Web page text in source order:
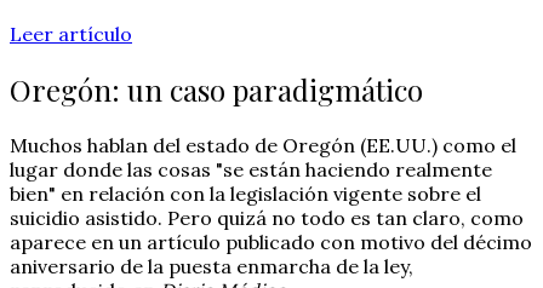
Leer artículo
Oregón: un caso paradigmático
Muchos hablan del estado de Oregón (EE.UU.) como el
lugar donde las cosas "se están haciendo realmente
bien" en relación con la legislación vigente sobre el
suicidio asistido. Pero quizá no todo es tan claro, como
aparece en un artículo publicado con motivo del décimo
aniversario de la puesta enmarcha de la ley,